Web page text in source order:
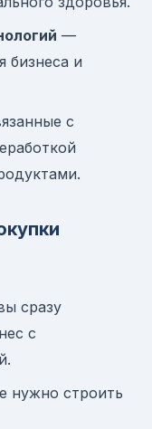
—
бизнеса и
с
сразу
с
нужно строить